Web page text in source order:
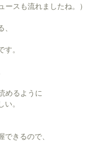
ースも流れましたね。）
。
めるように
。
きるので、